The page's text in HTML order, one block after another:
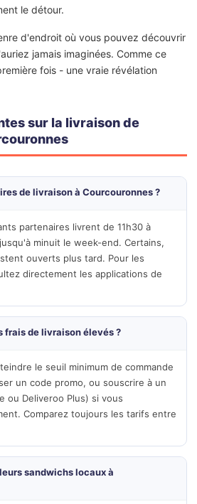
le détour.
d'endroit où vous pouvez découvrir
jamais imaginées. Comme ce
fois - une vraie révélation
sur la livraison de
de livraison à Courcouronnes ?
partenaires livrent de 11h30 à
minuit le week-end. Certains,
ouverts plus tard. Pour les
directement les applications de
frais de livraison élevés ?
le seuil minimum de commande
un code promo, ou souscrire à un
ou Deliveroo Plus) si vous
Comparez toujours les tarifs entre
sandwichs locaux à